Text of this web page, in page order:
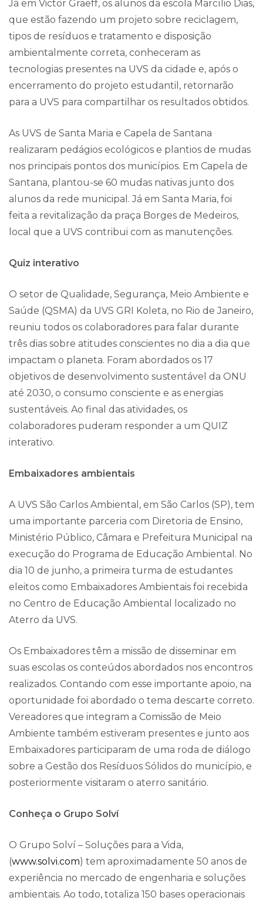
Já em Victor Graeff, os alunos da escola Marcílio Dias,
que estão fazendo um projeto sobre reciclagem,
tipos de resíduos e tratamento e disposição
ambientalmente correta, conheceram as
tecnologias presentes na UVS da cidade e, após o
encerramento do projeto estudantil, retornarão
para a UVS para compartilhar os resultados obtidos.
As UVS de Santa Maria e Capela de Santana
realizaram pedágios ecológicos e plantios de mudas
nos principais pontos dos municípios. Em Capela de
Santana, plantou-se 60 mudas nativas junto dos
alunos da rede municipal. Já em Santa Maria, foi
feita a revitalização da praça Borges de Medeiros,
local que a UVS contribui com as manutenções.
Quiz interativo
O setor de Qualidade, Segurança, Meio Ambiente e
Saúde (QSMA) da UVS GRI Koleta, no Rio de Janeiro,
reuniu todos os colaboradores para falar durante
três dias sobre atitudes conscientes no dia a dia que
impactam o planeta. Foram abordados os 17
objetivos de desenvolvimento sustentável da ONU
até 2030, o consumo consciente e as energias
sustentáveis. Ao final das atividades, os
colaboradores puderam responder a um QUIZ
interativo.
Embaixadores ambientais
A UVS São Carlos Ambiental, em São Carlos (SP), tem
uma importante parceria com Diretoria de Ensino,
Ministério Público, Câmara e Prefeitura Municipal na
execução do Programa de Educação Ambiental. No
dia 10 de junho, a primeira turma de estudantes
eleitos como Embaixadores Ambientais foi recebida
no Centro de Educação Ambiental localizado no
Aterro da UVS.
Os Embaixadores têm a missão de disseminar em
suas escolas os conteúdos abordados nos encontros
realizados. Contando com esse importante apoio, na
oportunidade foi abordado o tema descarte correto.
Vereadores que integram a Comissão de Meio
Ambiente também estiveram presentes e junto aos
Embaixadores participaram de uma roda de diálogo
sobre a Gestão dos Resíduos Sólidos do município, e
posteriormente visitaram o aterro sanitário.
Conheça o Grupo Solví
O Grupo Solví – Soluções para a Vida,
(www.solvi.com) tem aproximadamente 50 anos de
experiência no mercado de engenharia e soluções
ambientais. Ao todo, totaliza 150 bases operacionais